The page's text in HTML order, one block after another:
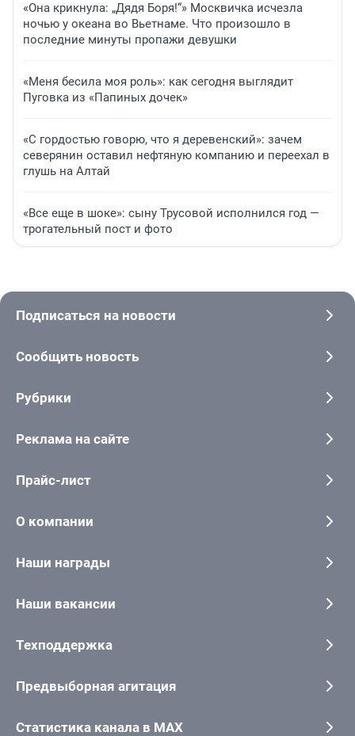
«Она крикнула: „Дядя Боря!“» Москвичка исчезла
ночью у океана во Вьетнаме. Что произошло в
последние минуты пропажи девушки
«Меня бесила моя роль»: как сегодня выглядит
Пуговка из «Папиных дочек»
«С гордостью говорю, что я деревенский»: зачем
северянин оставил нефтяную компанию и переехал в
глушь на Алтай
«Все еще в шоке»: сыну Трусовой исполнился год —
трогательный пост и фото
Подписаться на новости
Сообщить новость
Рубрики
Реклама на сайте
Прайс-лист
О компании
Наши награды
Наши вакансии
Техподдержка
Предвыборная агитация
Статистика канала в MAX